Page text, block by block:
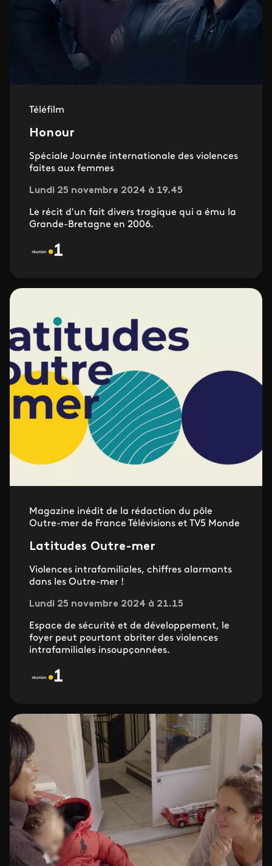
Téléfilm
Honour
Spéciale Journée internationale des violences
faites aux femmes
Lundi 25 novembre 2024 à 19.45
Le récit d'un fait divers tragique qui a ému la
Grande-Bretagne en 2006.
Magazine inédit de la rédaction du pôle
Outre-mer de France Télévisions et TV5 Monde
Latitudes Outre-mer
Violences intrafamiliales, chiffres alarmants
dans les Outre-mer !
Lundi 25 novembre 2024 à 21.15
Espace de sécurité et de développement, le
foyer peut pourtant abriter des violences
intrafamiliales insoupçonnées.